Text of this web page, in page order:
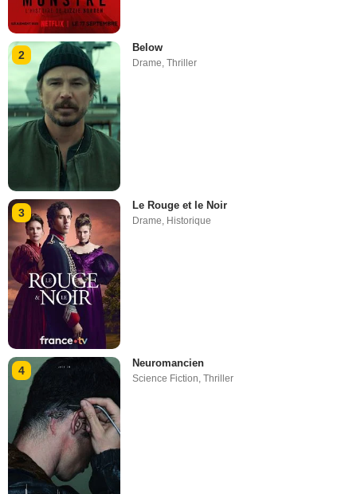
2
Below
Drame ,Thriller
3
Le Rouge et le Noir
Drame, Historique
4
Neuromancien
Science Fiction,Thriller